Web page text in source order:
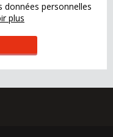
données personnelles
plus